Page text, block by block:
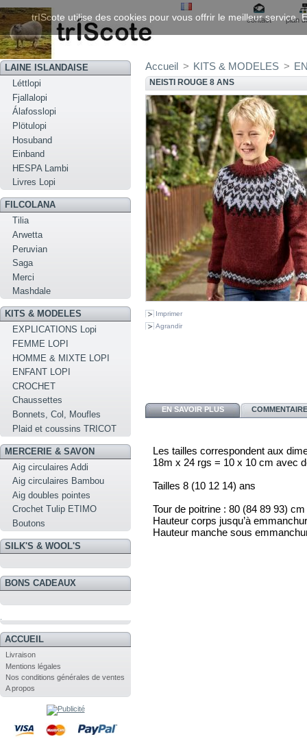
contact plan
LAINE ISLANDAISE
Léttlopi
Fjallalopi
Álafosslopi
Plötulopi
Hosuband
Einband
HESPA Lambi
Livres Lopi
FILCOLANA
Tilia
Arwetta
Peruvian
Saga
Merci
Mashdale
KITS & MODELES
EXPLICATIONS Lopi
FEMME LOPI
HOMME & MIXTE LOPI
ENFANT LOPI
CROCHET
Chaussettes
Bonnets, Col, Moufles
Plaid et coussins TRICOT
MERCERIE & SAVON
Aig circulaires Addi
Aig circulaires Bambou
Aig doubles pointes
Crochet Tulip ETIMO
Boutons
SILK'S & WOOL'S
BONS CADEAUX
ACCUEIL
Livraison
Mentions légales
Nos conditions générales de ventes
A propos
Accueil > KITS & MODELES >
NEISTI ROUGE 8 ANS
Imprimer
Agrandir
EN SAVOIR PLUS
Les tailles correspondent aux
18m x 24 rgs = 10 x 10 cm avec
Tailles 8 (10 12 14) ans
Tour de poitrine : 80 (84 89 93) cm
Hauteur corps jusqu’à
Hauteur manche sous
trIScote utilise des cookies pour vous offrir le meilleur